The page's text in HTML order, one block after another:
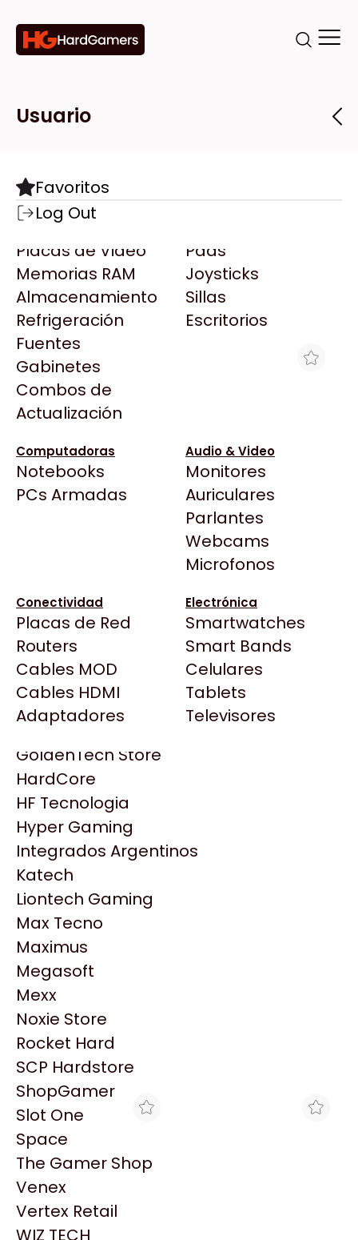
Categorías
Componentes
Motherboards
Microprocesadores
Placas de Video
Memorias RAM
Almacenamiento
Refrigeración
Fuentes
Gabinetes
Combos de
Actualización
Pads
Joysticks
Sillas
Escritorios
Computadoras
Notebooks
PCs Armadas
Audio & Video
Monitores
Auriculares
Parlantes
Webcams
Microfonos
Conectividad
Placas de Red
Routers
Cables MOD
Cables HDMI
Adaptadores
Electrónica
Smartwatches
Smart Bands
Celulares
Tablets
Televisores
Marcas
Todas las Marcas
AMD
AULA
Acer
Adata
AeroCool
Antec
Arkham
Asrock
BenQ
CX
Cooler Master
Deepcool
Dell
EVGA
Gamemax
Genesis
Genius
HP
HyperX
INNO3D
Intel
Kingston
Lenovo
Logitech
MSI
NVIDIA GeForce
NZXT
PNY
Palit
Philips
PowerColor
Razer
Redragon
Samsung
Sandisk
Sapphire
Seagate
Tiendas
Destacadas
Todas las Tiendas
Click Gaming
Compufan Store
Dinobyte
Full H4rd
Gaming City
Gezatek
GoldenTech Store
HardCore
HF Tecnologia
Hyper Gaming
Integrados Argentinos
Katech
Liontech Gaming
Max Tecno
Maximus
Megasoft
Mexx
Noxie Store
Rocket Hard
SCP Hardstore
ShopGamer
Slot One
Space
The Gamer Shop
Venex
Vertex Retail
WIZ TECH
Usuario
Favoritos
Log Out
MEMORIA PC FURY DDR4 16GB 3600
BEAST NEGRA 16GBIT
$410.608
Ver producto en la página de Gaming Point
Productos
Similares
Explorá más productos similares
SHOPGAMER
MEMORIA RAM KINGSTON